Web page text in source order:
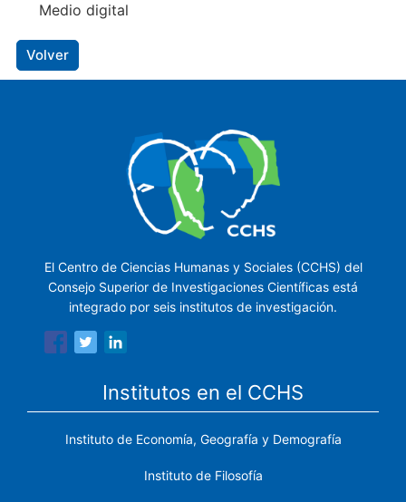
Medio digital
Volver
El Centro de Ciencias Humanas y Sociales (CCHS) del
Consejo Superior de Investigaciones Científicas está
integrado por seis institutos de investigación.
Institutos en el CCHS
Instituto de Economía, Geografía y Demografía
Instituto de Filosofía